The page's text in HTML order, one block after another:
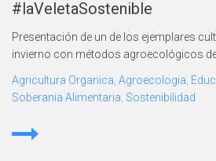
#laVeletaSostenible
Presentación de un de los ejemplares
invierno con métodos agroecológicos
Agricultura Organica Agroecologia
Soberania Alimentaria Sostenibilidad